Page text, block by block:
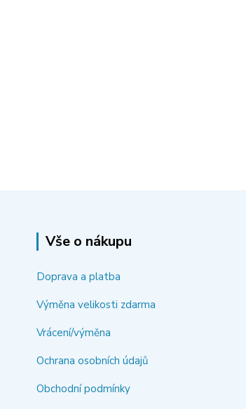
Vše o nákupu
Doprava a platba
Výměna velikosti zdarma
Vrácení/výměna
Ochrana osobních údajů
Obchodní podmínky